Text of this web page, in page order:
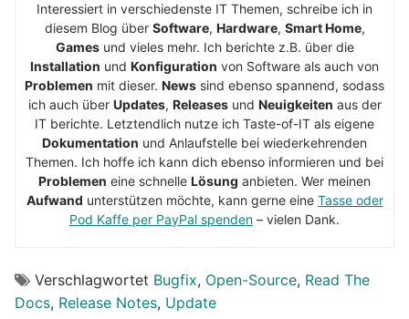
Interessiert in verschiedenste IT Themen, schreibe ich in
diesem Blog über Software, Hardware, Smart Home,
Gamesund vieles mehr. Ich berichte z.B. über die
Installation und Konfiguration von Software als auch von
Problemen mit dieser. News sind ebenso spannend, sodass
ich auch über Updates, Releasesund Neuigkeiten aus der
IT berichte. Letztendlich nutze ich Taste-of-IT als eigene
Dokumentation und Anlaufstelle bei wiederkehrenden
Themen. Ich hoffe ich kann dich ebenso informieren und bei
Problemen eine schnelle Lösung anbieten. Wer meinen
Aufwand unterstützen möchte, kann gerne eine Tasse oder
Pod Kaffe per PayPal spenden – vielen Dank.
Verschlagwortet Bugfix, Open-Source, Read The
Docs, Release Notes, Update